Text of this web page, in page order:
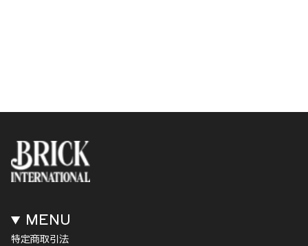
MENU
特定商取引法